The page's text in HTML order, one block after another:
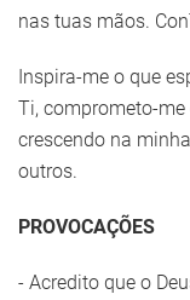
nas tuas mãos.
Inspira-me o que
Ti, comprometo-
crescendo na
outros.
PROVOCAÇÕES
- Acredito que o